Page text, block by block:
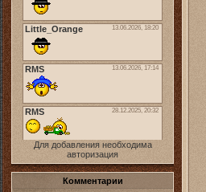
Для добавления необходима
авторизация
Комментарии